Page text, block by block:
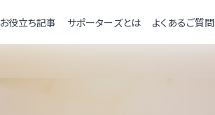
お役立ち記事 サポーターズとは よくあるご質問